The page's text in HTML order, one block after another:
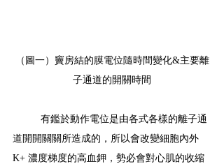
（圖一）竇房結的膜電位隨時間變化&主要離
子通道的開關時間
有鑑於動作電位是由各式各樣的離子通
道開開關關所造成的，所以會改變細胞內外
K+ 濃度梯度的高血鉀，勢必會對心肌的收縮